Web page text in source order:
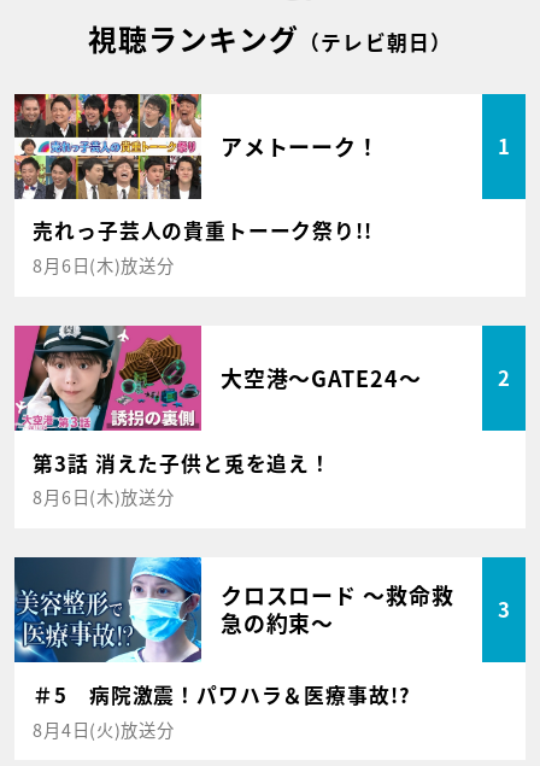
視聴ランキング （テレビ朝日）
アメトーーク！ 1
売れっ子芸人の貴重トーーク祭り!!
8月6日(木)放送分
大空港～GATE24～ 2
第3話 消えた子供と兎を追え！
8月6日(木)放送分
クロスロード ～救命救
急の約束～
3
＃5 病院激震！パワハラ＆医療事故!?
8月4日(火)放送分